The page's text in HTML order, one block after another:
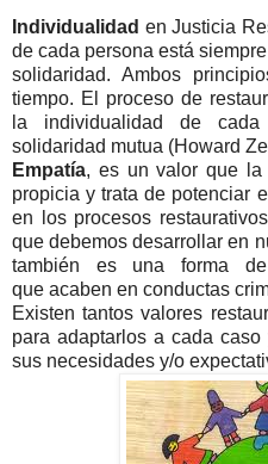
Individualidad en Justicia
de cada persona está
solidaridad.
Ambos
tiempo. El proceso de
la individualidad de
solidaridad mutua (Howard
Empatía, es un valor que la
propicia y trata de potenciar
en los procesos
que debemos desarrollar en
también es una forma
que acaben en conductas
Existen tantos valores
para adaptarlos a cada
sus necesidades y/o